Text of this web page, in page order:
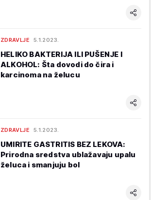
ZDRAVLJE 5.1.2023.
HELIKO BAKTERIJA ILI PUŠENJE I
ALKOHOL: Šta dovodi do čira i
karcinoma na želucu
ZDRAVLJE 5.1.2023.
UMIRITE GASTRITIS BEZ LEKOVA:
Prirodna sredstva ublažavaju upalu
želuca i smanjuju bol